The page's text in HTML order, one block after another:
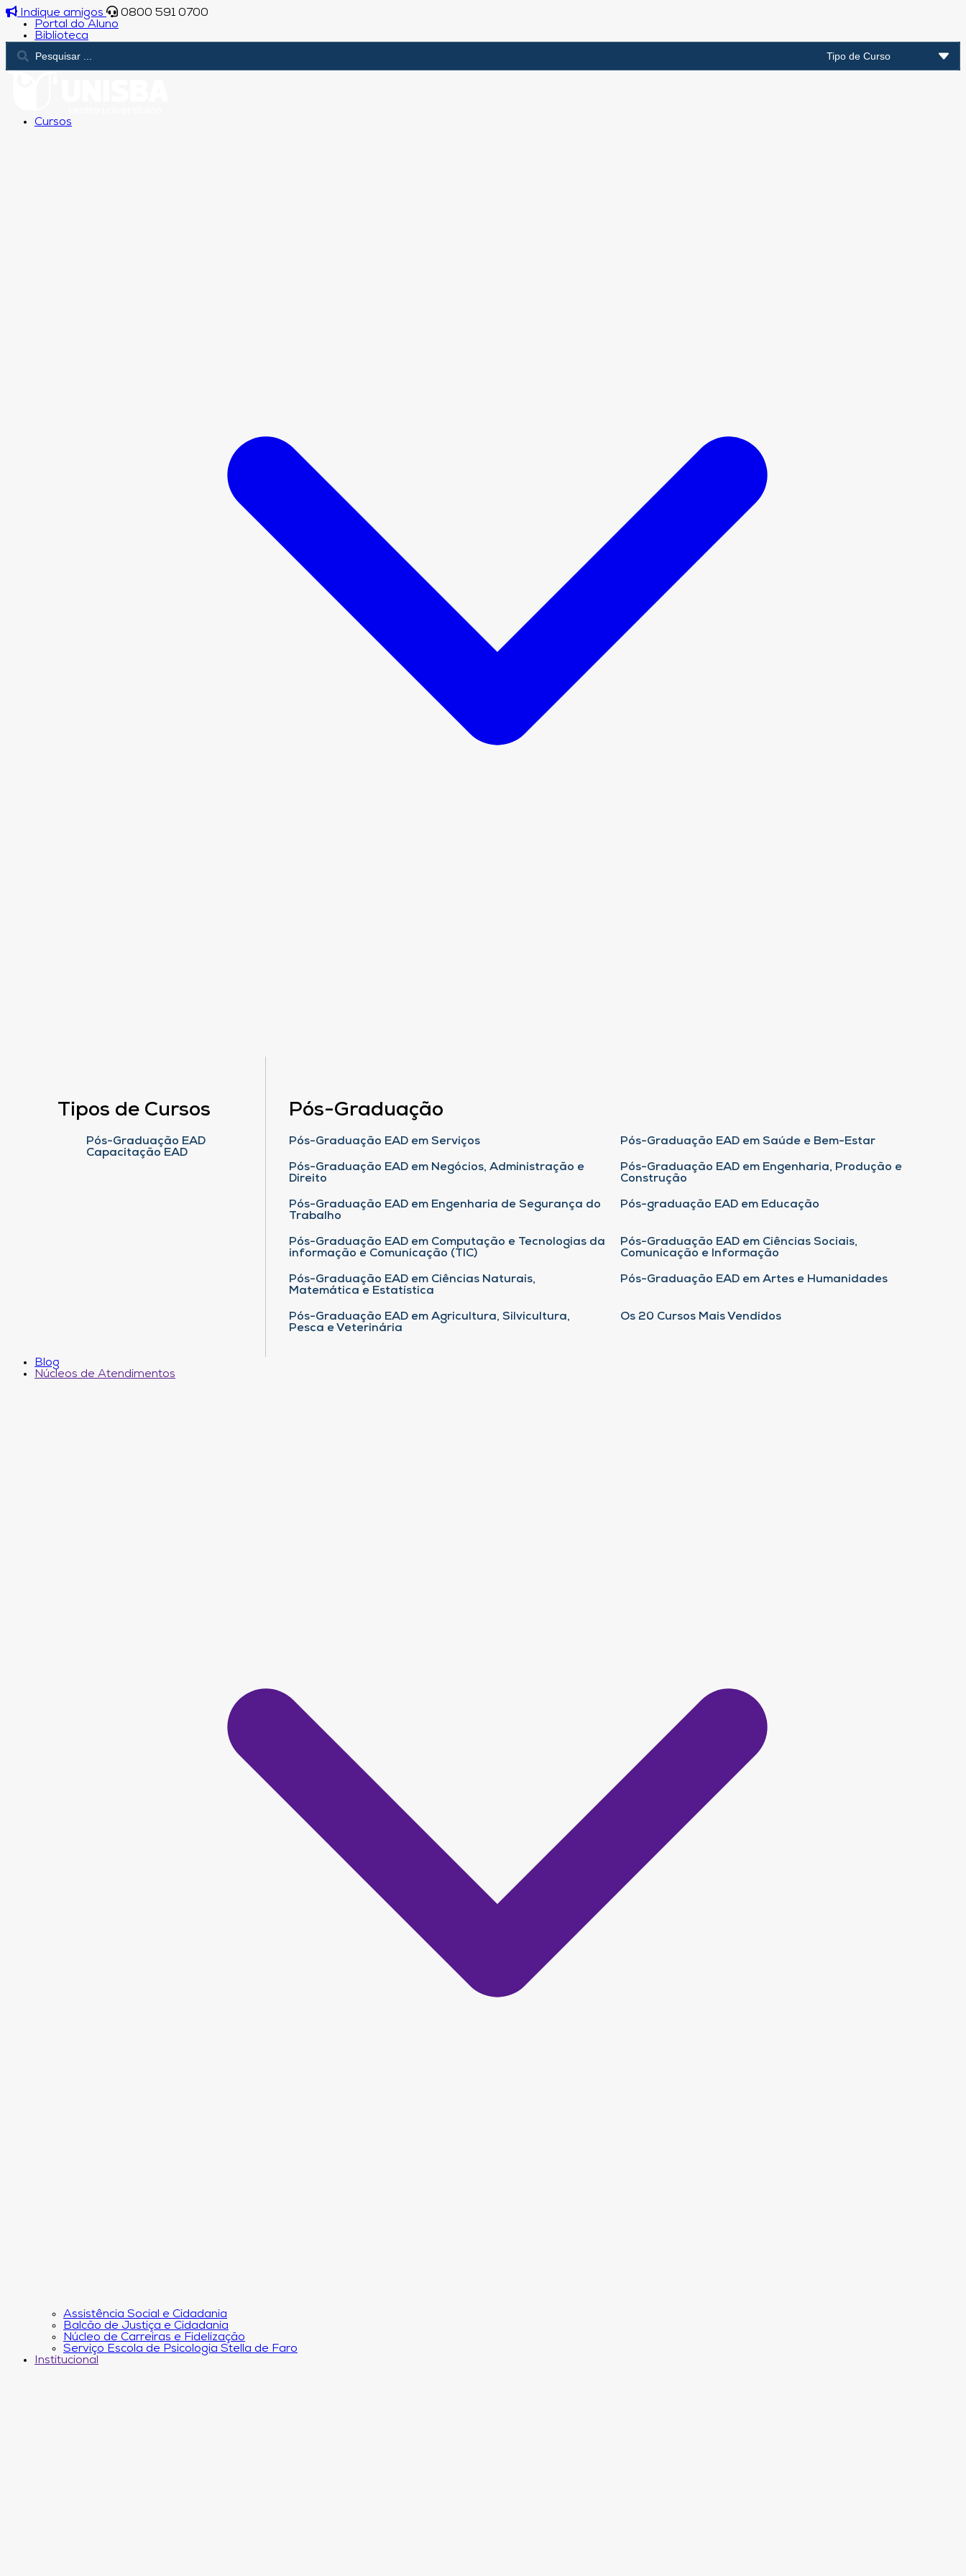
Indique amigos
0800 591 0700
Portal do Aluno
Biblioteca
Cursos
Tipos de Cursos
Pós-Graduação EAD
Capacitação EAD
Pós-Graduação
Pós-Graduação EAD em Serviços Pós-Graduação EAD em Saúde e Bem-Estar
Pós-Graduação EAD em Negócios, Administração e
Direito
Pós-Graduação EAD em Engenharia, Produção e
Construção
Pós-Graduação EAD em Engenharia de Segurança do
Trabalho
Pós-graduação EAD em Educação
Pós-Graduação EAD em Computação e Tecnologias da
informação e Comunicação (TIC)
Pós-Graduação EAD em Ciências Sociais,
Comunicação e Informação
Pós-Graduação EAD em Ciências Naturais,
Matemática e Estatística
Pós-Graduação EAD em Artes e Humanidades
Pós-Graduação EAD em Agricultura, Silvicultura,
Pesca e Veterinária
Os 20 Cursos Mais Vendidos
Blog
Núcleos de Atendimentos
Assistência Social e Cidadania
Balcão de Justiça e Cidadania
Núcleo de Carreiras e Fidelização
Serviço Escola de Psicologia Stella de Faro
Institucional